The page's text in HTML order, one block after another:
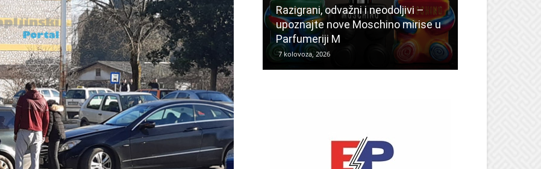
Razigrani, odvažni i neodoljivi –
upoznajte nove Moschino mirise u
Parfumeriji M
7 kolovoza, 2026